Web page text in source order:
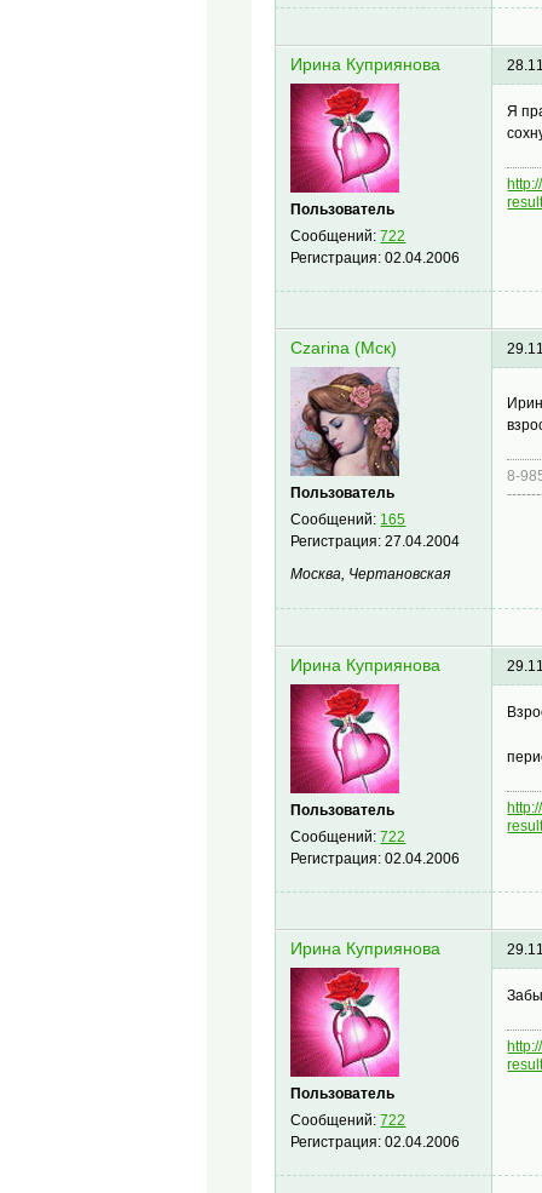
Ирина Куприянова
Пользователь
Сообщений:722
Регистрация:02.04.2006
Я
Czarina (Мск)
Пользователь
Сообщений: 165
Регистрация:27.04.2004
Москва, Чертановская
8-
Ирина Куприянова
Пользователь
Сообщений:722
Регистрация:02.04.2006
Ирина Куприянова
Пользователь
Сообщений:722
Регистрация:02.04.2006